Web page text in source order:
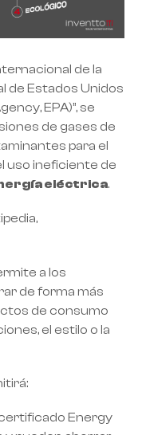
de la
de Estados Unidos
EPA)”, se
de gases de
para el
uso ineficiente de
eléctrica.
a los
de forma más
de consumo
el estilo o la
Energy